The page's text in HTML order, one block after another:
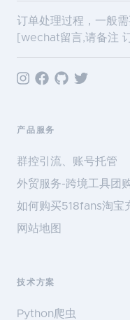
订单处理过程，一般需
[wechat留言,请备注
产品服务
群控引流、账号托管
外贸服务-跨境工具团
如何购买518fans淘宝
网站地图
技术方案
Python爬虫